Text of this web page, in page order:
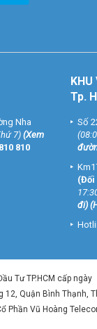
Nha
7)(Xem
810
KHU
Tp.
Số
(Đối
đi)
Tư TP.HCM cấp ngày
12, Quận Bình Thạnh,
Phần Vũ Hoàng